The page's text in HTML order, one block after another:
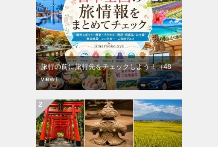
旅行の前に旅行先をチェックしよう！（48
view）